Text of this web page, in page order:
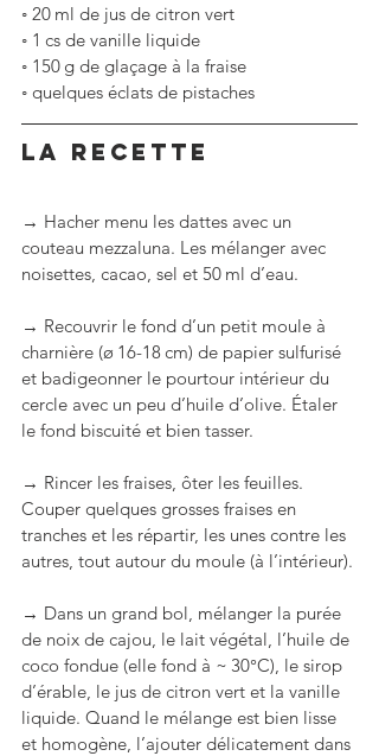
◦ 20 ml de jus de citron vert
◦ 1 cs de vanille liquide
◦ 150 g de glaçage à la fraise
◦ quelques éclats de pistaches
LA RECETTE
→ Hacher menu les dattes avec un
couteau mezzaluna. Les mélanger avec
noisettes, cacao, sel et 50 ml d’eau.
→ Recouvrir le fond d’un petit moule à
charnière (ø 16-18 cm) de papier sulfurisé
et badigeonner le pourtour intérieur du
cercle avec un peu d’huile d’olive. Étaler
le fond biscuité et bien tasser.
→ Rincer les fraises, ôter les feuilles.
Couper quelques grosses fraises en
tranches et les répartir, les unes contre les
autres, tout autour du moule (à l’intérieur).
→ Dans un grand bol, mélanger la purée
de noix de cajou, le lait végétal, l’huile de
coco fondue (elle fond à ~ 30°C), le sirop
d’érable, le jus de citron vert et la vanille
liquide. Quand le mélange est bien lisse
et homogène, l’ajouter délicatement dans